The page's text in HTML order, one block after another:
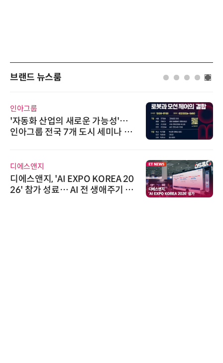
브랜드 뉴스룸
인아그룹
'자동화 산업의 새로운 가능성'…
인아그룹 전국 7개 도시 세미나 페
디에스앤지
디에스앤지, 'AI EXPO KOREA 20
26' 참가 성료… AI 전 생애주기 아